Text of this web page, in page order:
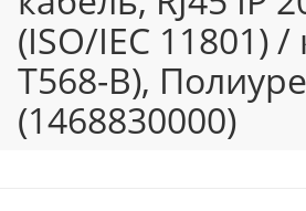
(ISO/IEC 11801) /
T568-B),
(1468830000)